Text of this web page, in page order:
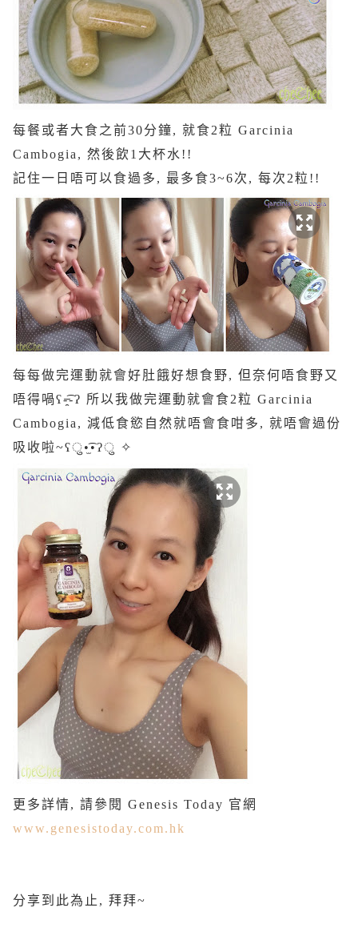
每餐或者大食之前30分鐘, 就食2粒 Garcinia
Cambogia, 然後飲1大杯水!!
記住一日唔可以食過多, 最多食3~6次, 每次2粒!!
每每做完運動就會好肚餓好想食野, 但奈何唔食野又
唔得喎ʕ-͏̶̶̶̯͡-ʔ 所以我做完運動就會食2粒 Garcinia
Cambogia, 減低食慾自然就唔會食咁多, 就唔會過份
吸收啦~ʕु•̫͡•ʔु ✧
更多詳情, 請參閱 Genesis Today 官網
www.genesistoday.com.hk
分享到此為止, 拜拜~